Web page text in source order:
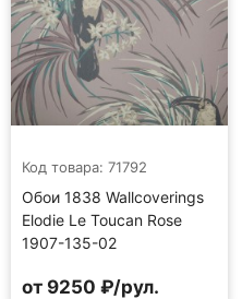
Код товара: 71792
Обои 1838 Wallcoverings
Elodie Le Toucan Rose
1907-135-02
от 9250 ₽/рул.